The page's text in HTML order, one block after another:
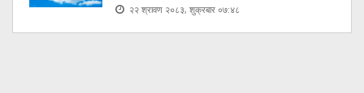
२२ श्रावण २०८३, शुक्रबार ०७:४८